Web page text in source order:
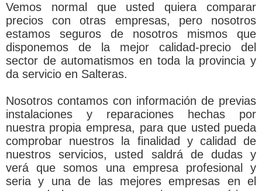
Vemos normal que usted quiera comparar
precios con otras empresas, pero nosotros
estamos seguros de nosotros mismos que
disponemos de la mejor calidad-precio del
sector de automatismos en toda la provincia y
da servicio en Salteras.
Nosotros contamos con información de previas
instalaciones y reparaciones hechas por
nuestra propia empresa, para que usted pueda
comprobar nuestros la finalidad y calidad de
nuestros servicios, usted saldrá de dudas y
verá que somos una empresa profesional y
seria y una de las mejores empresas en el